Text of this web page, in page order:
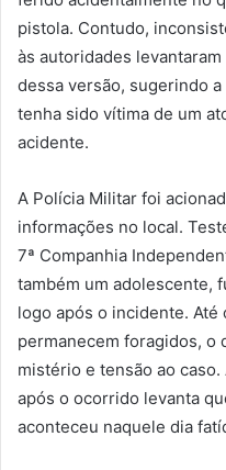
pistola. Contudo,
às autoridades
dessa versão, sugerindo
tenha sido vítima de um
acidente.
A Polícia Militar foi
informações no local.
7ª Companhia
também um adolescente,
logo após o incidente. Até
permanecem foragidos, o
mistério e tensão ao
após o ocorrido levanta
aconteceu naquele dia